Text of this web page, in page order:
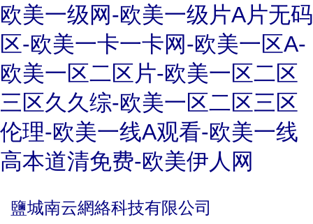
欧美一级网-欧美一级片A片无码
区-欧美一卡一卡网-欧美一区A-
欧美一区二区片-欧美一区二区
三区久久综-欧美一区二区三区
伦理-欧美一线A观看-欧美一线
高本道清免费-欧美伊人网
鹽城南云網絡科技有限公司